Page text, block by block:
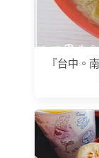
『台中。